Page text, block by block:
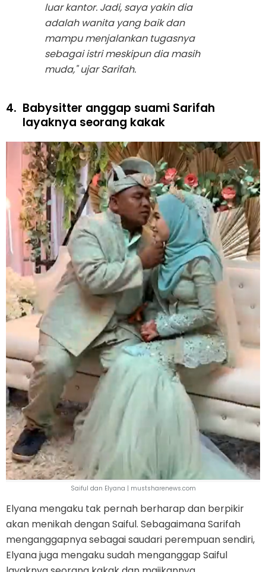
luar kantor. Jadi, saya yakin dia
adalah wanita yang baik dan
mampu menjalankan tugasnya
sebagai istri meskipun dia masih
muda," ujar Sarifah.
4. Babysitter anggap suami Sarifah
layaknya seorang kakak
Saiful dan Elyana | mustsharenews.com
Elyana mengaku tak pernah berharap dan berpikir
akan menikah dengan Saiful. Sebagaimana Sarifah
menganggapnya sebagai saudari perempuan sendiri,
Elyana juga mengaku sudah menganggap Saiful